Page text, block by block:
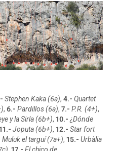
Stephen Kaka (6a), 4.- Quartet
, 6.- Pardillos (6a), 7.- P.R. (4+),
y la Sirla (6b+), 10.- ¿Dónde
Joputa (6b+), 12.- Star fort
Muluk el targuí (7a+), 15.- Urbàlia